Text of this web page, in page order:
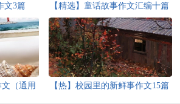
文3篇 【精选】童话故事作文汇编十篇
（通用
【热】校园里的新鲜事作文15篇